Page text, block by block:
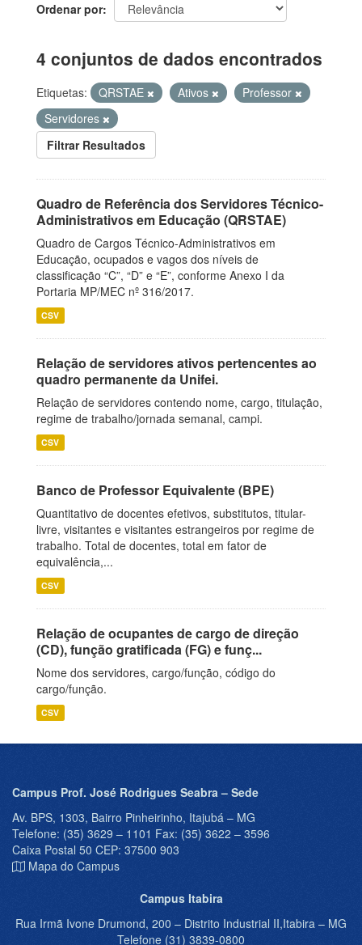
Ordenar por
4 conjuntos de dados encontrados
Etiquetas: QRSTAE Ativos
Professor
Servidores
Filtrar Resultados
Quadro de Referência dos Servidores Técnico-
Administrativos em Educação (QRSTAE)
Quadro de Cargos Técnico-Administrativos em
Educação, ocupados e vagos dos níveis de
classificação “C”, “D” e “E”, conforme Anexo I da
Portaria MP/MEC nº 316/2017.
CSV
Relação de servidores ativos pertencentes ao
quadro permanente da Unifei.
Relação de servidores contendo nome, cargo, titulação,
regime de trabalho/jornada semanal, campi.
CSV
Banco de Professor Equivalente (BPE)
Quantitativo de docentes efetivos, substitutos, titular-
livre, visitantes e visitantes estrangeiros por regime de
trabalho. Total de docentes, total em fator de
equivalência,...
CSV
Relação de ocupantes de cargo de direção
(CD), função gratificada (FG) e funç...
Nome dos servidores, cargo/função, código do
cargo/função.
CSV
Campus Prof. José Rodrigues Seabra – Sede
Av. BPS, 1303, Bairro Pinheirinho, Itajubá – MG
Telefone: (35) 3629 – 1101 Fax: (35) 3622 – 3596
Caixa Postal 50 CEP: 37500 903
Mapa do Campus
Campus Itabira
Rua Irmã Ivone Drumond, 200 – Distrito Industrial II,Itabira – MG
Telefone (31) 3839-0800